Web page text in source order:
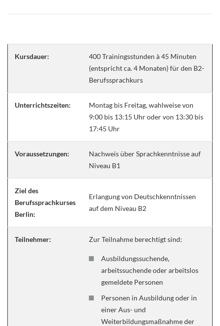
Kursdauer:
400 Trainingsstunden à 45 Minuten
(entspricht ca. 4 Monaten) für den B2-
Berufssprachkurs
Unterrichtszeiten:
Montag bis Freitag, wahlweise von
9:00 bis 13:15 Uhr oder von 13:30 bis
17:45 Uhr
Voraussetzungen:
Nachweis über Sprachkenntnisse auf
Niveau B1
Ziel des
Berufssprachkurses
Berlin:
Erlangung von Deutschkenntnissen
auf dem Niveau B2
Teilnehmer: Zur Teilnahme berechtigt sind:
Ausbildungssuchende,
arbeitssuchende oder arbeitslos
gemeldete Personen
Personen in Ausbildung oder in
einer Aus- und
Weiterbildungsmaßnahme der